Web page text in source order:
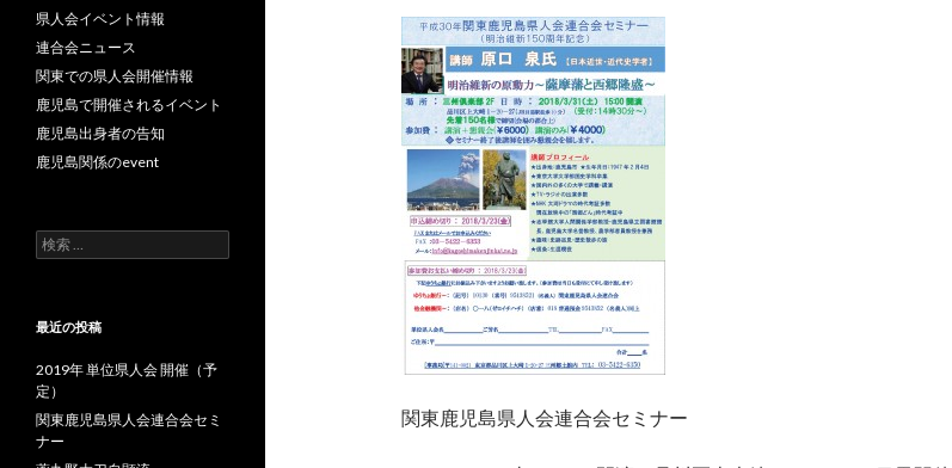
関東鹿児島県人会連合会セミナー
県人会イベント情報
連合会ニュース
関東での県人会開催情報
鹿児島で開催されるイベント
鹿児島出身者の告知
鹿児島関係のevent
検
索
最近の投稿
2019年 単位県人会 開催（予
定）
関東鹿児島県人会連合会セミ
ナー